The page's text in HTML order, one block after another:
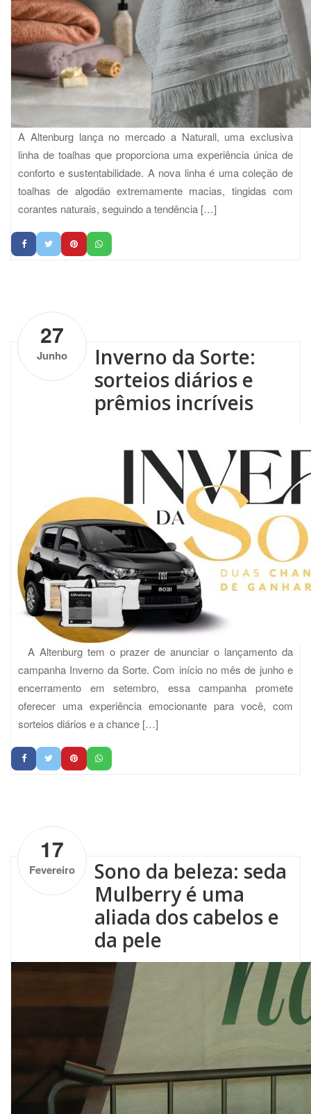
A Altenburg lança no mercado a Naturall, uma exclusiva
linha de toalhas que proporciona uma experiência única de
conforto e sustentabilidade. A nova linha é uma coleção de
toalhas de algodão extremamente macias, tingidas com
corantes naturais, seguindo a tendência […]
27
Junho
Altenburg | One Comment
Inverno da Sorte:
sorteios diários e
prêmios incríveis
A Altenburg tem o prazer de anunciar o lançamento da
campanha Inverno da Sorte. Com início no mês de junho e
encerramento em setembro, essa campanha promete
oferecer uma experiência emocionante para você, com
sorteios diários e a chance […]
17
Fevereiro
Altenburg | No Comments
Sono da beleza: seda
Mulberry é uma
aliada dos cabelos e
da pele